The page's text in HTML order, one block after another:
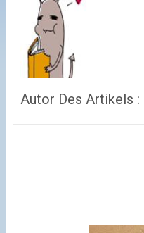
Autor Des Artikels :